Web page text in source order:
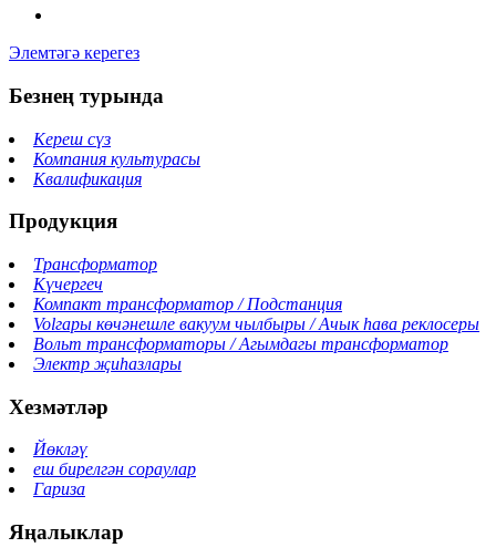
Элемтәгә керегез
Безнең турында
Кереш сүз
Компания культурасы
Квалификация
Продукция
Трансформатор
Күчергеч
Компакт трансформатор / Подстанция
Volгары көчәнешле вакуум чылбыры / Ачык һава реклосеры
Вольт трансформаторы / Агымдагы трансформатор
Электр җиһазлары
Хезмәтләр
Йөкләү
еш бирелгән сораулар
Гариза
Яңалыклар